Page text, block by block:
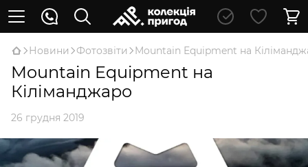
Новини Фотозвіти Mountain Equipment на
Mountain Equipment на
Кіліманджаро
26 грудня 2019